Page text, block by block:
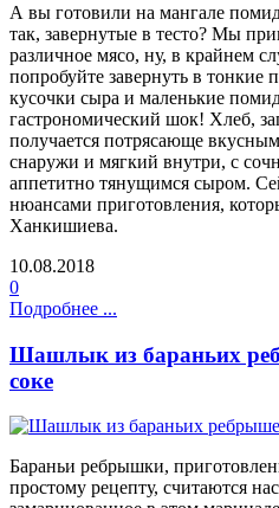
А вы готовили на мангале
так, завернутые в тесто? Мы
различное мясо, ну, в крайнем
попробуйте завернуть в тонкие
кусочки сыра и маленькие
гастрономический шок! Хлеб,
получается потрясающе
снаружи и мягкий внутри, с
аппетитно тянущимся сыром.
нюансами приготовления,
Ханкишиева.
10.08.2018
0
Подробнее ...
Шашлык из бараньих
соке
Бараньи ребрышки,
простому рецепту, считаются